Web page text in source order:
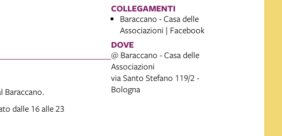
Baraccano.
dalle 16 alle 23
COLLEGAMENTI
Baraccano - Casa delle
Associazioni | Facebook
DOVE
@ Baraccano - Casa delle
Associazioni
via Santo Stefano 119/2 -
Bologna